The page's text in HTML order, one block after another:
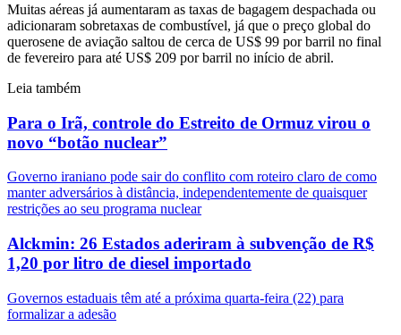
Muitas aéreas já aumentaram as taxas de bagagem despachada ou
adicionaram sobretaxas de combustível, já que o preço global do
querosene de aviação saltou de cerca de US$ 99 por barril no final
de fevereiro para até US$ 209 por barril no início de abril.
Leia também
Para o Irã, controle do Estreito de Ormuz virou o
novo “botão nuclear”
Governo iraniano pode sair do conflito com roteiro claro de como
manter adversários à distância, independentemente de quaisquer
restrições ao seu programa nuclear
Alckmin: 26 Estados aderiram à subvenção de R$
1,20 por litro de diesel importado
Governos estaduais têm até a próxima quarta-feira (22) para
formalizar a adesão